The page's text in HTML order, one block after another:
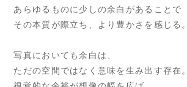
あらゆるものに少しの余白があることで
その本質が際立ち、より豊かさを感じる。
写真においても余白は、
ただの空間ではなく意味を生み出す存在。